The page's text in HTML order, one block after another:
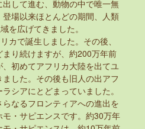
して進む、動物の中で唯一無
場以来ほとんどの期間、人類
を広げてきました。
カで誕生しました。その後、
り続けますが、約200万年前
初めてアフリカ大陸を出てユ
した。その後も旧人の出アフ
シアにとどまっていました。
なるフロンティアへの進出を
・サピエンスです。約30万年